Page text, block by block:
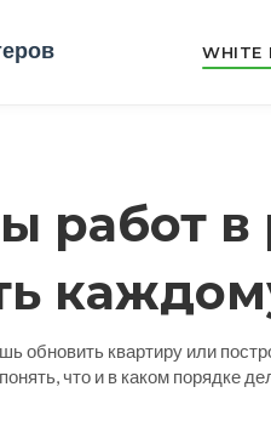
WHITE
работ в
обновить квартиру или
что и в каком порядке